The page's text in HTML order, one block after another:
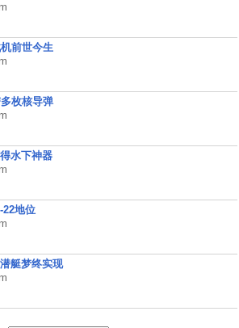
前世今生
枚核导弹
水下神器
22地位
艇梦终实现